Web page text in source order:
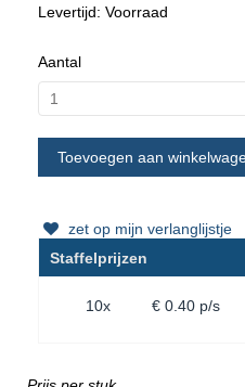
Levertijd: Voorraad
Aantal
zet op mijn verlanglijstje
Staffelprijzen
10x € 0.40 p/s